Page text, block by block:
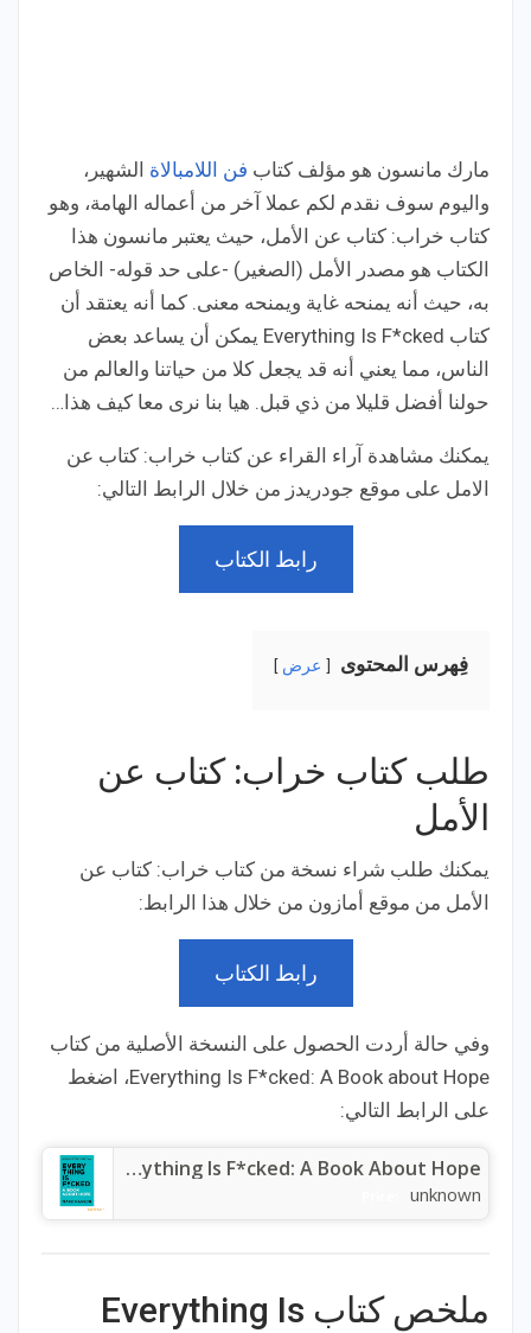
مارك مانسون هو مؤلف كتاب فن اللامبالاة الشهير،
واليوم سوف نقدم لكم عملا آخر من أعماله الهامة، وهو
كتاب خراب: كتاب عن الأمل، حيث يعتبر مانسون هذا
الكتاب هو مصدر الأمل (الصغير) -على حد قوله- الخاص
به، حيث أنه يمنحه غاية ويمنحه معنى. كما أنه يعتقد أن
كتاب Everything Is F*cked يمكن أن يساعد بعض
الناس، مما يعني أنه قد يجعل كلا من حياتنا والعالم من
حولنا أفضل قليلا من ذي قبل. هيا بنا نرى معا كيف هذا…
يمكنك مشاهدة آراء القراء عن كتاب خراب: كتاب عن
الامل على موقع جودريدز من خلال الرابط التالي:
رابط الكتاب
فِهرس المحتوى عرض
طلب كتاب خراب: كتاب عن
الأمل
يمكنك طلب شراء نسخة من كتاب خراب: كتاب عن
الأمل من موقع أمازون من خلال هذا الرابط:
رابط الكتاب
وفي حالة أردت الحصول على النسخة الأصلية من كتاب
Everything Is F*cked: A Book about Hope، اضغط
على الرابط التالي:
Everything Is F*cked: A Book About Hope
unknown
ملخص كتاب Everything Is